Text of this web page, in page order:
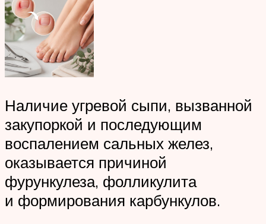
Наличие угревой сыпи, вызванной
закупоркой и последующим
воспалением сальных желез,
оказывается причиной
фурункулеза, фолликулита
и формирования карбункулов.